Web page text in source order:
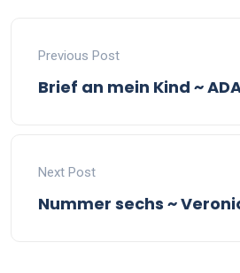
Previous Post
Brief an mein Kind ~ ADA
Next Post
Nummer sechs ~